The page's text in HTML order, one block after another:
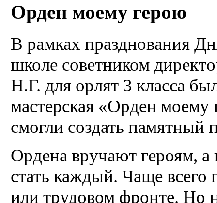
Орден моему герою
В рамках празднования
школе советником
Н.Г. для орлят 3 класса
мастерская «Орден
смогли создать памятный
Ордена вручают героям, а
стать каждый. Чаще всего
или трудовом фронте. Но